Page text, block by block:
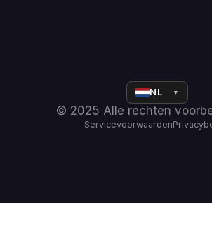
NL ▼
© 2025 Alle rechten
Servicevoorwaarden